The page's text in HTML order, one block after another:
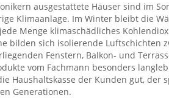
ausgestattete Häuser sind im
Klimaanlage. Im Winter bleibt die
Menge klimaschädliches
bilden sich isolierende Luftschichten
Fenstern, Balkon- und
vom Fachmann besonders
Haushaltskasse der Kunden gut, der
Generationen.